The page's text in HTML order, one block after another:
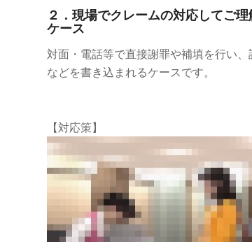
２．現場でクレームの対応してご
ケース
対面・電話等で直接謝罪や補填を行い
などを書き込まれるケースです。
【対応策】